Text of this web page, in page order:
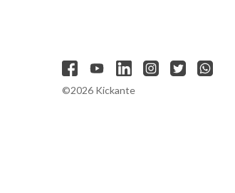
©2026 Kickante